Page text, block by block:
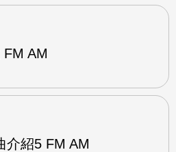
AM
介紹5 FM AM